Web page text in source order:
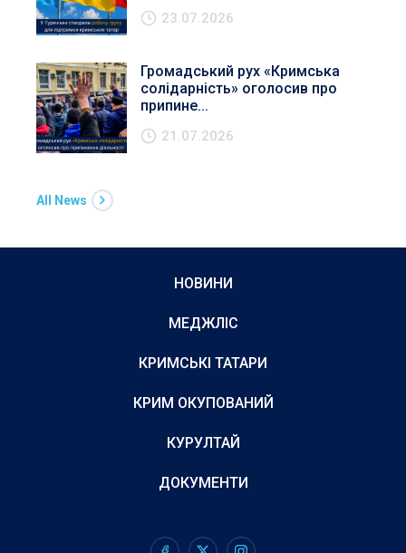
23.07.2026
Громадський рух «Кримська
солідарність» оголосив про
припине...
21.07.2026
All News
НОВИНИ
МЕДЖЛІС
КРИМСЬКІ ТАТАРИ
КРИМ ОКУПОВАНИЙ
КУРУЛТАЙ
ДОКУМЕНТИ